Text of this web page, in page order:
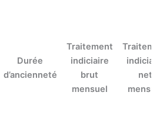
Durée
d’ancienneté
Traitement
indiciaire
brut
mensuel
net
mensuel